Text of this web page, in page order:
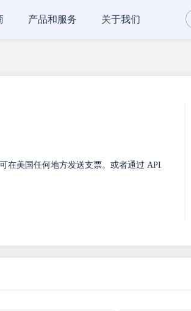
产品和服务 关于我们
在美国任何地方发送支票。或者通过 API